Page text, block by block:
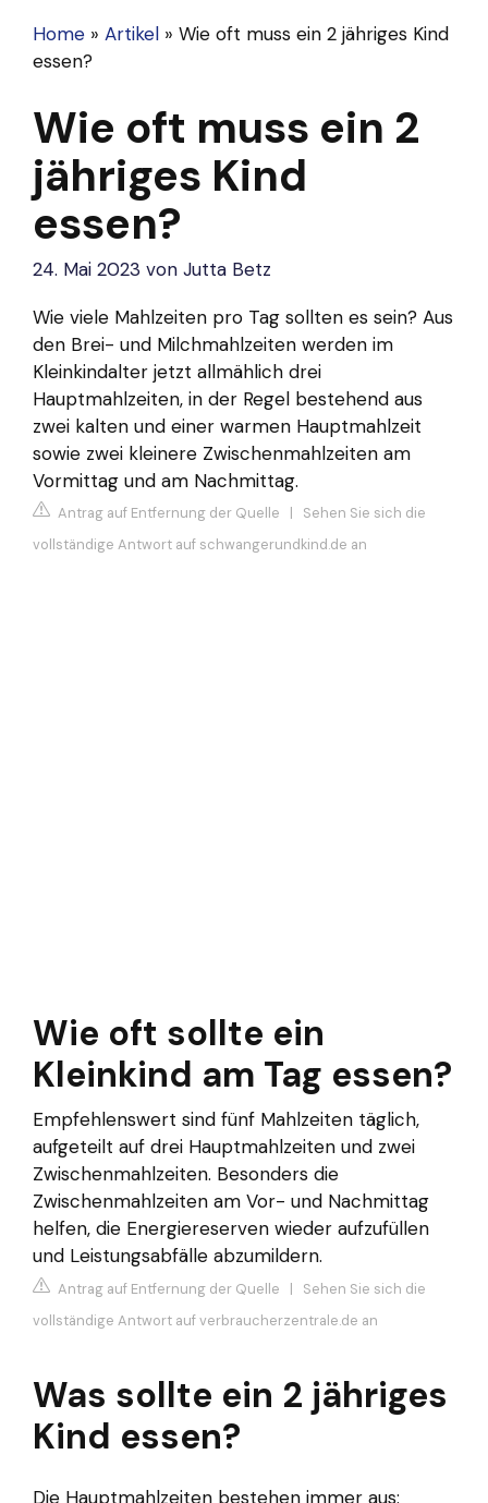
Home » Artikel » Wie oft muss ein 2 jähriges Kind
essen?
Wie oft muss ein 2
jähriges Kind
essen?
24. Mai 2023 von Jutta Betz
Wie viele Mahlzeiten pro Tag sollten es sein? Aus
den Brei- und Milchmahlzeiten werden im
Kleinkindalter jetzt allmählich drei
Hauptmahlzeiten, in der Regel bestehend aus
zwei kalten und einer warmen Hauptmahlzeit
sowie zwei kleinere Zwischenmahlzeiten am
Vormittag und am Nachmittag.
Antrag auf Entfernung der Quelle | Sehen Sie sich die
vollständige Antwort auf schwangerundkind.de an
Wie oft sollte ein
Kleinkind am Tag essen?
Empfehlenswert sind fünf Mahlzeiten täglich,
aufgeteilt auf drei Hauptmahlzeiten und zwei
Zwischenmahlzeiten. Besonders die
Zwischenmahlzeiten am Vor- und Nachmittag
helfen, die Energiereserven wieder aufzufüllen
und Leistungsabfälle abzumildern.
Antrag auf Entfernung der Quelle | Sehen Sie sich die
vollständige Antwort auf verbraucherzentrale.de an
Was sollte ein 2 jähriges
Kind essen?
Die Hauptmahlzeiten bestehen immer aus: